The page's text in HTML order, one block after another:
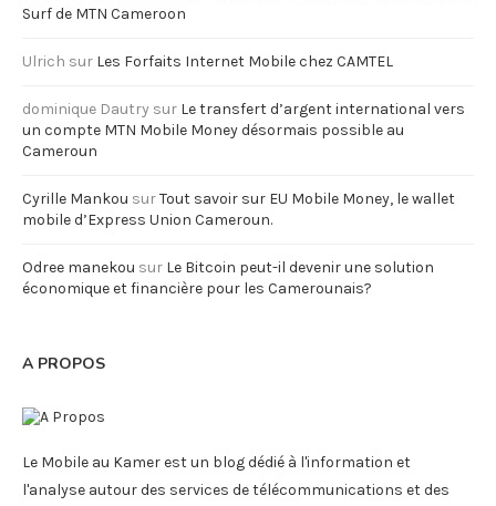
Surf de MTN Cameroon
Ulrich sur Les Forfaits Internet Mobile chez CAMTEL
dominique Dautry sur Le transfert d’argent international vers
un compte MTN Mobile Money désormais possible au
Cameroun
Cyrille Mankou surTout savoir sur EU Mobile Money, le wallet
mobile d’Express Union Cameroun.
Odree manekou sur Le Bitcoin peut-il devenir une solution
économique et financière pour les Camerounais?
A PROPOS
Le Mobile au Kamer est un blog dédié à l'information et
l'analyse autour des services de télécommunications et des